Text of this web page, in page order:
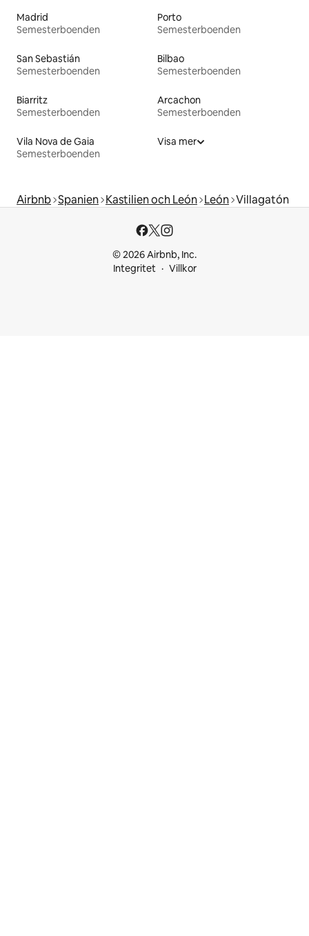
Madrid
Semesterboenden
Porto
Semesterboenden
San Sebastián
Semesterboenden
Bilbao
Semesterboenden
Biarritz
Semesterboenden
Arcachon
Semesterboenden
Vila Nova de Gaia
Semesterboenden
Visa mer
Airbnb Spanien Kastilien och León León Villagatón
© 2026 Airbnb, Inc.
Integritet
Villkor